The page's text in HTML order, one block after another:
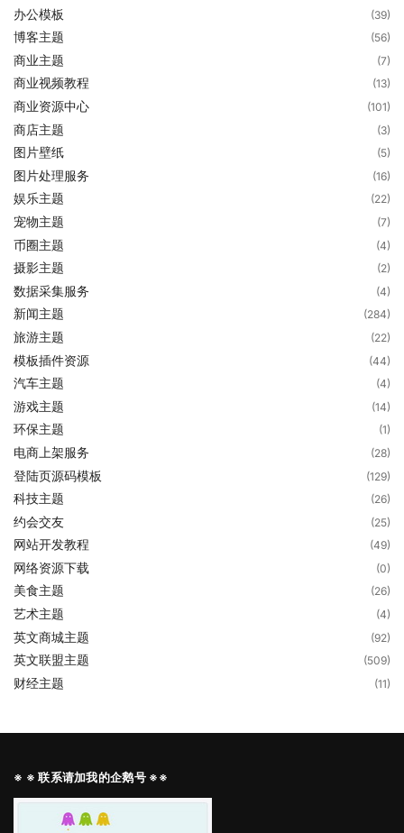
办公模板 (39)
博客主题 (56)
商业主题 (7)
商业视频教程 (13)
商业资源中心 (101)
商店主题 (3)
图片壁纸 (5)
图片处理服务 (16)
娱乐主题 (22)
宠物主题 (7)
币圈主题 (4)
摄影主题 (2)
数据采集服务 (4)
新闻主题 (284)
旅游主题 (22)
模板插件资源 (44)
汽车主题 (4)
游戏主题 (14)
环保主题 (1)
电商上架服务 (28)
登陆页源码模板 (129)
科技主题 (26)
约会交友 (25)
网站开发教程 (49)
网络资源下载 (0)
美食主题 (26)
艺术主题 (4)
英文商城主题 (92)
英文联盟主题 (509)
财经主题 (11)
※ ※ 联系请加我的企鹅号 ※※